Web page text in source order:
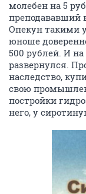
молебен на 5
преподававший
Опекун такими
юноше
500 рублей. И
развернулся.
наследство,
свою
постройки
него, у